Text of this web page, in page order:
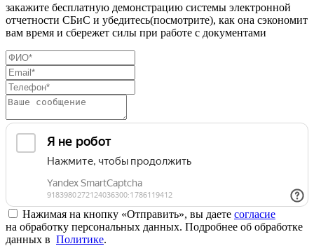
закажите бесплатную демонстрацию системы электронной
отчетности СБиС и убедитесь(посмотрите), как она сэкономит
вам время и сбережет силы при работе с документами
Нажимая на кнопку «Отправить», вы даете согласие
на обработку персональных данных. Подробнее об обработке
данных в Политике.